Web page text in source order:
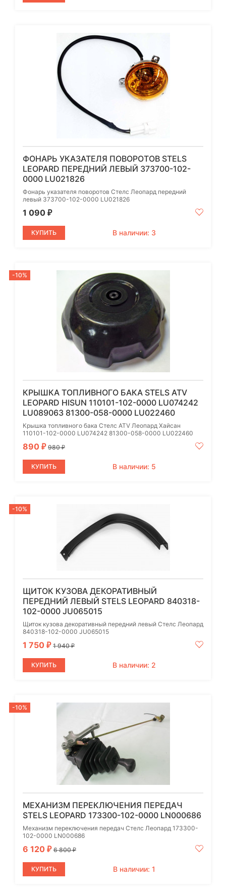
ФОНАРЬ УКАЗАТЕЛЯ ПОВОРОТОВ STELS
LEOPARD ПЕРЕДНИЙ ЛЕВЫЙ 373700-102-
0000 LU021826
Фонарь указателя поворотов Стелс Леопард передний
левый 373700-102-0000 LU021826
1 090 ₽
КУПИТЬ В наличии: 3
-10%
КРЫШКА ТОПЛИВНОГО БАКА STELS ATV
LEOPARD HISUN 110101-102-0000 LU074242
LU089063 81300-058-0000 LU022460
Крышка топливного бака Стелс ATV Леопард Хайсан
110101-102-0000 LU074242 81300-058-0000 LU022460
890 ₽ 980₽
КУПИТЬ В наличии: 5
-10%
ЩИТОК КУЗОВА ДЕКОРАТИВНЫЙ
ПЕРЕДНИЙ ЛЕВЫЙ STELS LEOPARD 840318-
102-0000 JU065015
Щиток кузова декоративный передний левый Стелс Леопард
840318-102-0000 JU065015
1 750 ₽ 1 940₽
КУПИТЬ В наличии: 2
-10%
МЕХАНИЗМ ПЕРЕКЛЮЧЕНИЯ ПЕРЕДАЧ
STELS LEOPARD 173300-102-0000 LN000686
Механизм переключения передач Стелс Леопард 173300-
102-0000 LN000686
6 120 ₽ 6 800₽
КУПИТЬ В наличии: 1